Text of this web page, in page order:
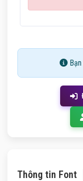
Bạn
Thông tin Font